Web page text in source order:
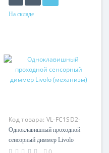
На складе
Код товара: VL-FC1SD2-
2G
Одноклавишный проходной
сенсорный диммер Livolo
(механизм)